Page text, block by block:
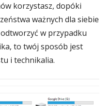
korzystasz, dopóki
ważnych dla siebie
w przypadku
to twój sposób jest
i technikalia.